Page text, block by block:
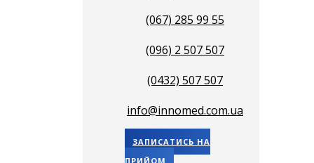
(067) 285 99 55
(096) 2 507 507
(0432) 507 507
info@innomed.com.ua
ЗАПИСАТИСЬ НА
ПРИЙОМ